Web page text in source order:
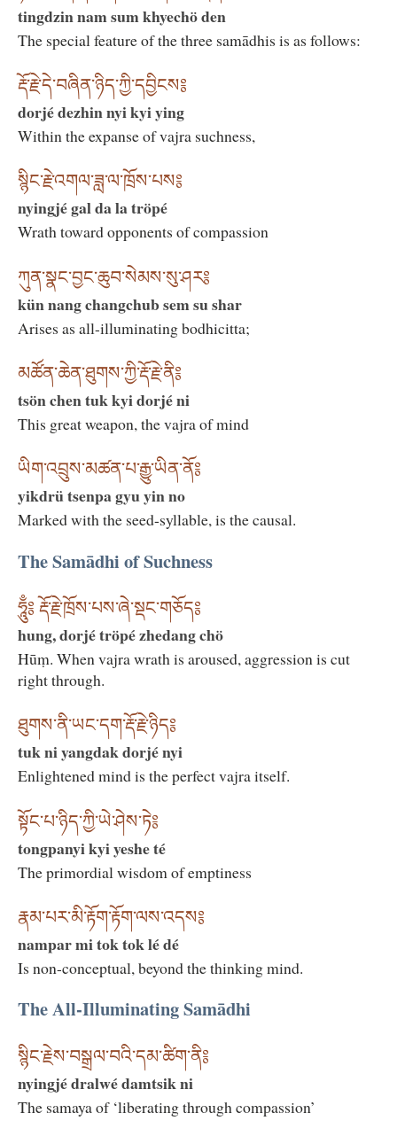
tingdzin nam sum khyechö den
The special feature of the three samādhis is as follows:
རྡོ་རྗེ་དེ་བཞིན་ཉིད་ཀྱི་དབྱིངས༔
dorjé dezhin nyi kyi ying
Within the expanse of vajra suchness,
སྙིང་རྗེ་འགལ་ཟླ་ལ་ཁྲོས་པས༔
nyingjé gal da la tröpé
Wrath toward opponents of compassion
ཀུན་སྣང་བྱང་ཆུབ་སེམས་སུ་ཤར༔
kün nang changchub sem su shar
Arises as all-illuminating bodhicitta;
མཚོན་ཆེན་ཐུགས་ཀྱི་རྡོ་རྗེ་ནི༔
tsön chen tuk kyi dorjé ni
This great weapon, the vajra of mind
ཡིག་འབྲུས་མཚན་པ་རྒྱུ་ཡིན་ནོ༔
yikdrü tsenpa gyu yin no
Marked with the seed-syllable, is the causal.
The Samādhi of Suchness
ཧཱུྃ༔ རྡོ་རྗེ་ཁྲོས་པས་ཞེ་སྡང་གཅོད༔
hung, dorjé tröpé zhedang chö
Hūṃ. When vajra wrath is aroused, aggression is cut
right through.
ཐུགས་ནི་ཡང་དག་རྡོ་རྗེ་ཉིད༔
tuk ni yangdak dorjé nyi
Enlightened mind is the perfect vajra itself.
སྟོང་པ་ཉིད་ཀྱི་ཡེ་ཤེས་ཏེ༔
tongpanyi kyi yeshe té
The primordial wisdom of emptiness
རྣམ་པར་མི་རྟོག་རྟོག་ལས་འདས༔
nampar mi tok tok lé dé
Is non-conceptual, beyond the thinking mind.
The All-Illuminating Samādhi
སྙིང་རྗེས་བསྒྲལ་བའི་དམ་ཚིག་ནི༔
nyingjé dralwé damtsik ni
The samaya of ‘liberating through compassion’